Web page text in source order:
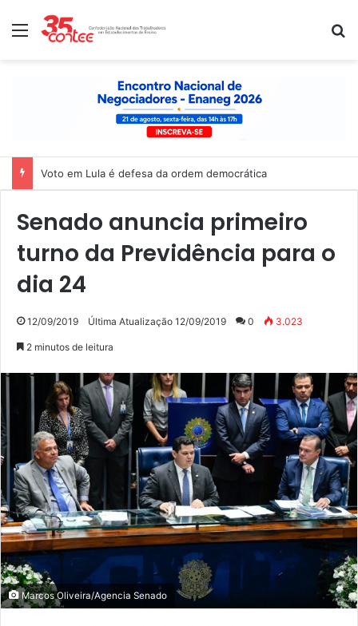
Menu
Voto em Lula é defesa da ordem democrática
Senado anuncia primeiro
turno da Previdência para o
dia 24
12/09/2019 Última Atualização 12/09/2019 0 3.023
2 minutos de leitura
Marcos Oliveira/Agencia Senado